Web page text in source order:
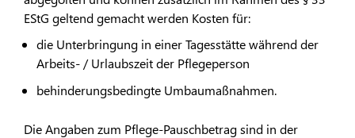
EStG geltend gemacht werden Kosten für:
die Unterbringung in einer Tagesstätte während der
Arbeits- / Urlaubszeit der Pflegeperson
behinderungsbedingte Umbaumaßnahmen.
Die Angaben zum Pflege-Pauschbetrag sind in der